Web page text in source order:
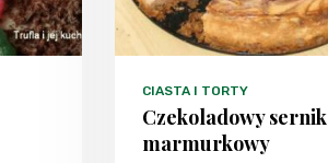
CIASTA I TORTY
Czekoladowy sernik
marmurkowy